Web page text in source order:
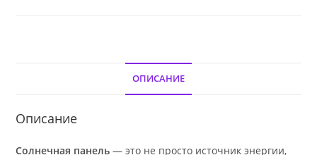
ОПИСАНИЕ
Описание
Солнечная панель — это не просто источник энергии,